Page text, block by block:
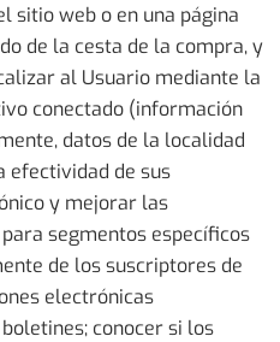
sitio web o en una página
de la cesta de la compra, y
al Usuario mediante la
conectado (información
datos de la localidad
efectividad de sus
y mejorar las
segmentos específicos
de los suscriptores de
electrónicas
conocer si los